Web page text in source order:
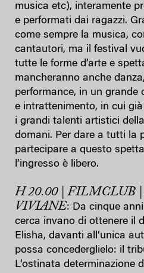
musica etc), interamente
e performati dai ragazzi.
come sempre la musica,
cantautori, ma il festival
tutte le forme d’arte e
mancheranno anche
performance, in un grande
e intrattenimento, in cui
i grandi talenti artistici
domani. Per dare a tutti la
partecipare a questo
l’ingresso è libero.
H 20.00 | FILMCLUB
VIVIANE: Da cinque
cerca invano di ottenere il
Elisha, davanti all‘unica
possa concederglielo: il
L‘ostinata determinazione